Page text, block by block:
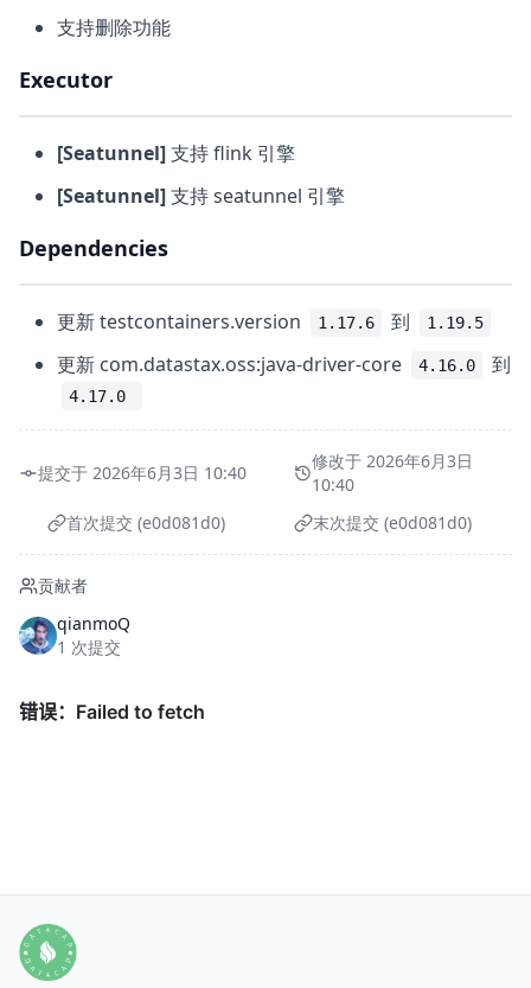
支持删除功能
Executor
[Seatunnel]支持 flink 引擎
[Seatunnel]支持 seatunnel 引擎
Dependencies
更新 testcontainers.version 1.17.6 到 1.19.5
更新 com.datastax.oss:java-driver-core 4.16.0 到
4.17.0
提交于 2026年6月3日 10:40
修改于 2026年6月3日
10:40
首次提交 (e0d081d0)
末次提交 (e0d081d0)
贡献者
qianmoQ
1 次提交